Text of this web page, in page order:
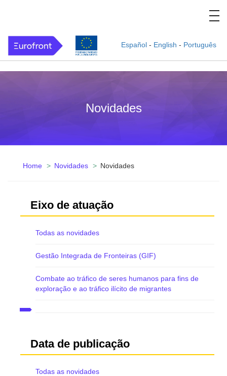
Español - English - Português
Novidades
Home Novidades Novidades
Eixo de atuação
Todas as novidades
Gestão Integrada de Fronteiras (GIF)
Combate ao tráfico de seres humanos para fins de
exploração e ao tráfico ilícito de migrantes
Data de publicação
Todas as novidades